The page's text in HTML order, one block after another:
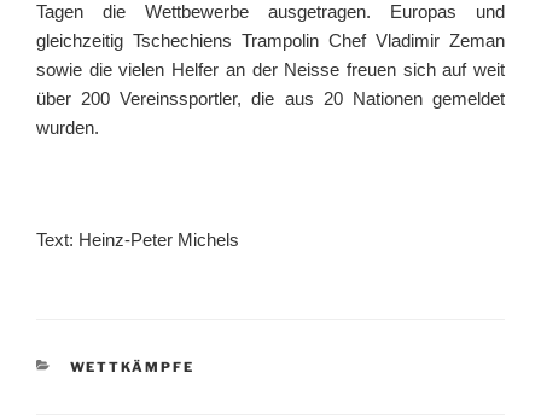
Tagen die Wettbewerbe ausgetragen. Europas und
gleichzeitig Tschechiens Trampolin Chef Vladimir Zeman
sowie die vielen Helfer an der Neisse freuen sich auf weit
über 200 Vereinssportler, die aus 20 Nationen gemeldet
wurden.
Text: Heinz-Peter Michels
KATEGORIEN
WETTKÄMPFE